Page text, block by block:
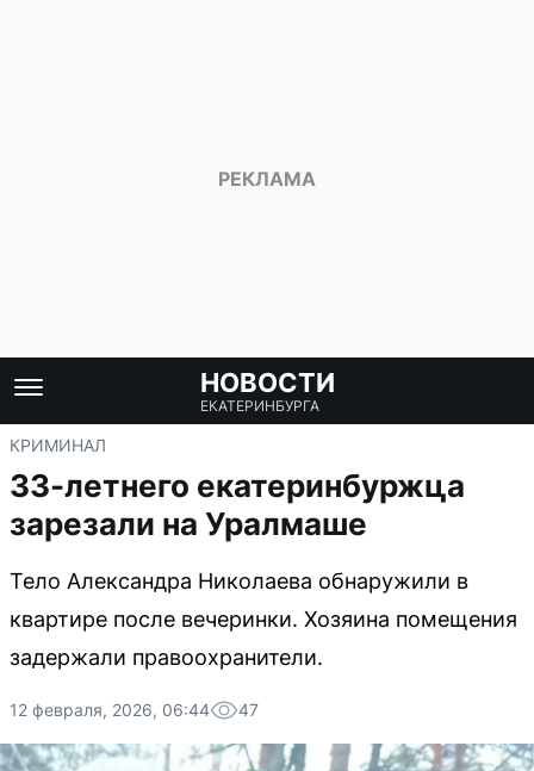
НОВОСТИ
ЕКАТЕРИНБУРГА
КРИМИНАЛ
33-летнего екатеринбуржца
зарезали на Уралмаше
Тело Александра Николаева обнаружили в
квартире после вечеринки. Хозяина помещения
задержали правоохранители.
12 февраля, 2026, 06:44 47